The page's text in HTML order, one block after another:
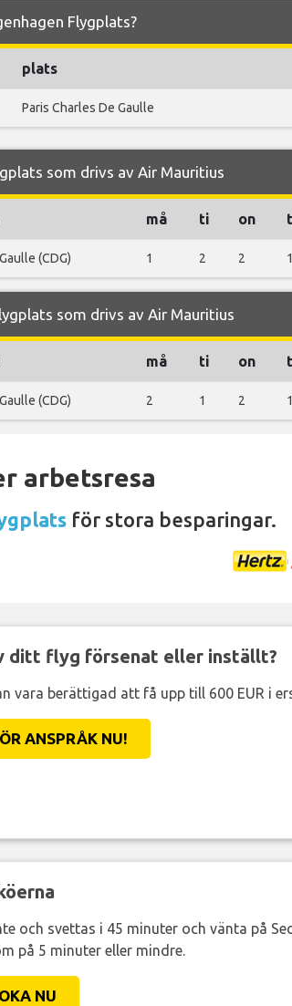
Flygplats?
plats
Paris Charles De Gaulle
som drivs av Air Mauritius
må ti on
(CDG) 1 2 2 1
som drivs av Air Mauritius
må ti on
(CDG) 2 1 2 1
arbetsresa
för stora besparingar.
ditt flyg försenat eller inställt?
vara berättigad att få upp till 600 EUR i
ANSPRÅK NU!
och svettas i 45 minuter och vänta på
på 5 minuter eller mindre.
NU